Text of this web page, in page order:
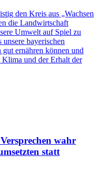
den Kreis aus „Wachsen
die Landwirtschaft
Umwelt auf Spiel zu
unsere bayerischen
ernähren können und
Klima und der Erhalt der
wahr
statt